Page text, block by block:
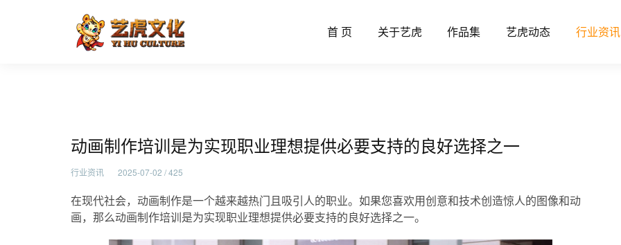
首 页 关于艺虎 作品集 艺虎动态 行业资讯
动画制作培训是为实现职业理想提供必要支持的良好选择之一
动画制作培训是为实现职业理想提供必要支持的良好选择之一
行业资讯 2025-07-02 / 425
在现代社会，动画制作是一个越来越热门且吸引人的职业。如果您喜欢用创意和技术创造惊人的图像和动
画，那么动画制作培训是为实现职业理想提供必要支持的良好选择之一。